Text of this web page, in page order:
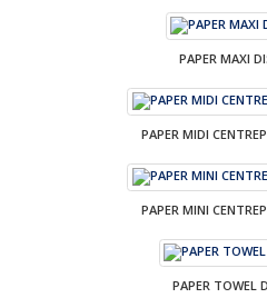
PAPER MAXI
PAPER MIDI
PAPER MINI
PAPER TOWEL